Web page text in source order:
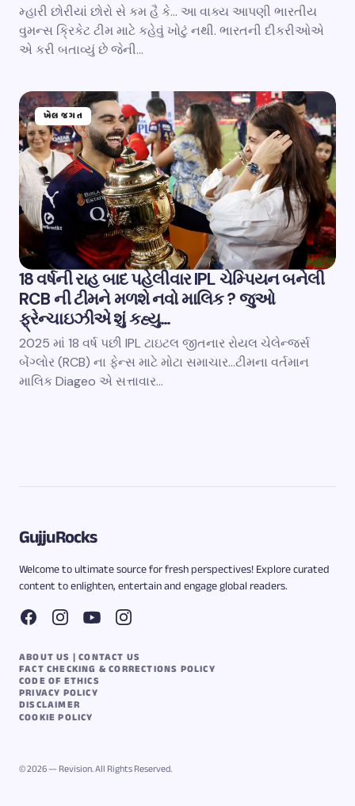
મ્હારી છોરીયાં છોરો સે કમ હૈ કે… આ વાક્ય આપણી ભારતીય
વુમન્સ ક્રિકેટ ટીમ માટે કહેવું ખોટું નથી. ભારતની દીકરીઓએ
એ કરી બતાવ્યું છે જેની…
ખેલ જગત
18 વર્ષની રાહ બાદ પહેલીવાર IPL ચેમ્પિયન બનેલી
RCB ની ટીમને મળશે નવો માલિક ? જુઓ
ફ્રેન્ચાઇઝીએ શું કહ્યુ…
2025 માં 18 વર્ષ પછી IPL ટાઇટલ જીતનાર રોયલ ચેલેન્જર્સ
બેંગ્લોર (RCB) ના ફેન્સ માટે મોટા સમાચાર…ટીમના વર્તમાન
માલિક Diageo એ સત્તાવાર…
GujjuRocks
Welcome to ultimate source for fresh perspectives! Explore curated
content to enlighten, entertain and engage global readers.
ABOUT US | CONTACT US
FACT CHECKING & CORRECTIONS POLICY
CODE OF ETHICS
PRIVACY POLICY
DISCLAIMER
COOKIE POLICY
© 2026 — Revision. All Rights Reserved.